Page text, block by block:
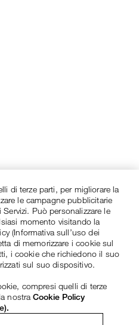
di terze parti, per migliorare la
le campagne pubblicitarie
Può personalizzare le
momento visitando la
(Informativa sull’uso dei
di memorizzare i cookie sul
i cookie che richiedono il suo
sul suo dispositivo.
compresi quelli di terze
nostraCookie Policy